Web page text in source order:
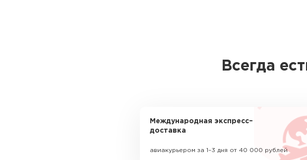
Всегда
Международная экспресс–
доставка
авиакурьером за 1–3 дня от 40 000 рублей